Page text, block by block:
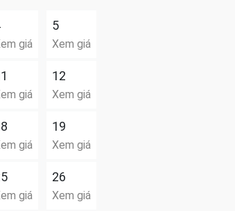
giá
5
Xem giá
giá
12
Xem giá
giá
19
Xem giá
giá
26
Xem giá